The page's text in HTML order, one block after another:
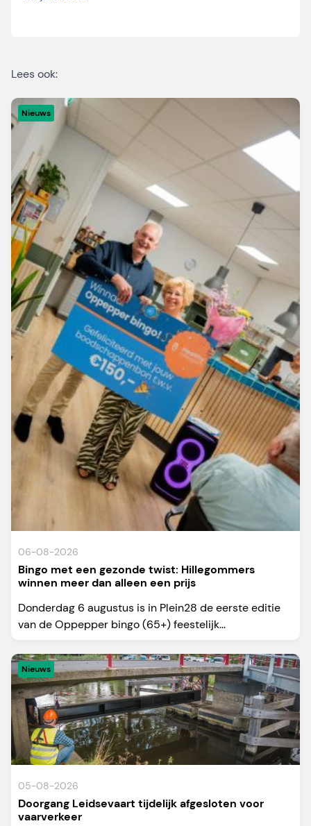
Lees ook:
Nieuws
06-08-2026
Bingo met een gezonde twist: Hillegommers
winnen meer dan alleen een prijs
Donderdag 6 augustus is in Plein28 de eerste editie
van de Oppepper bingo (65+) feestelijk...
Nieuws
05-08-2026
Doorgang Leidsevaart tijdelijk afgesloten voor
vaarverkeer